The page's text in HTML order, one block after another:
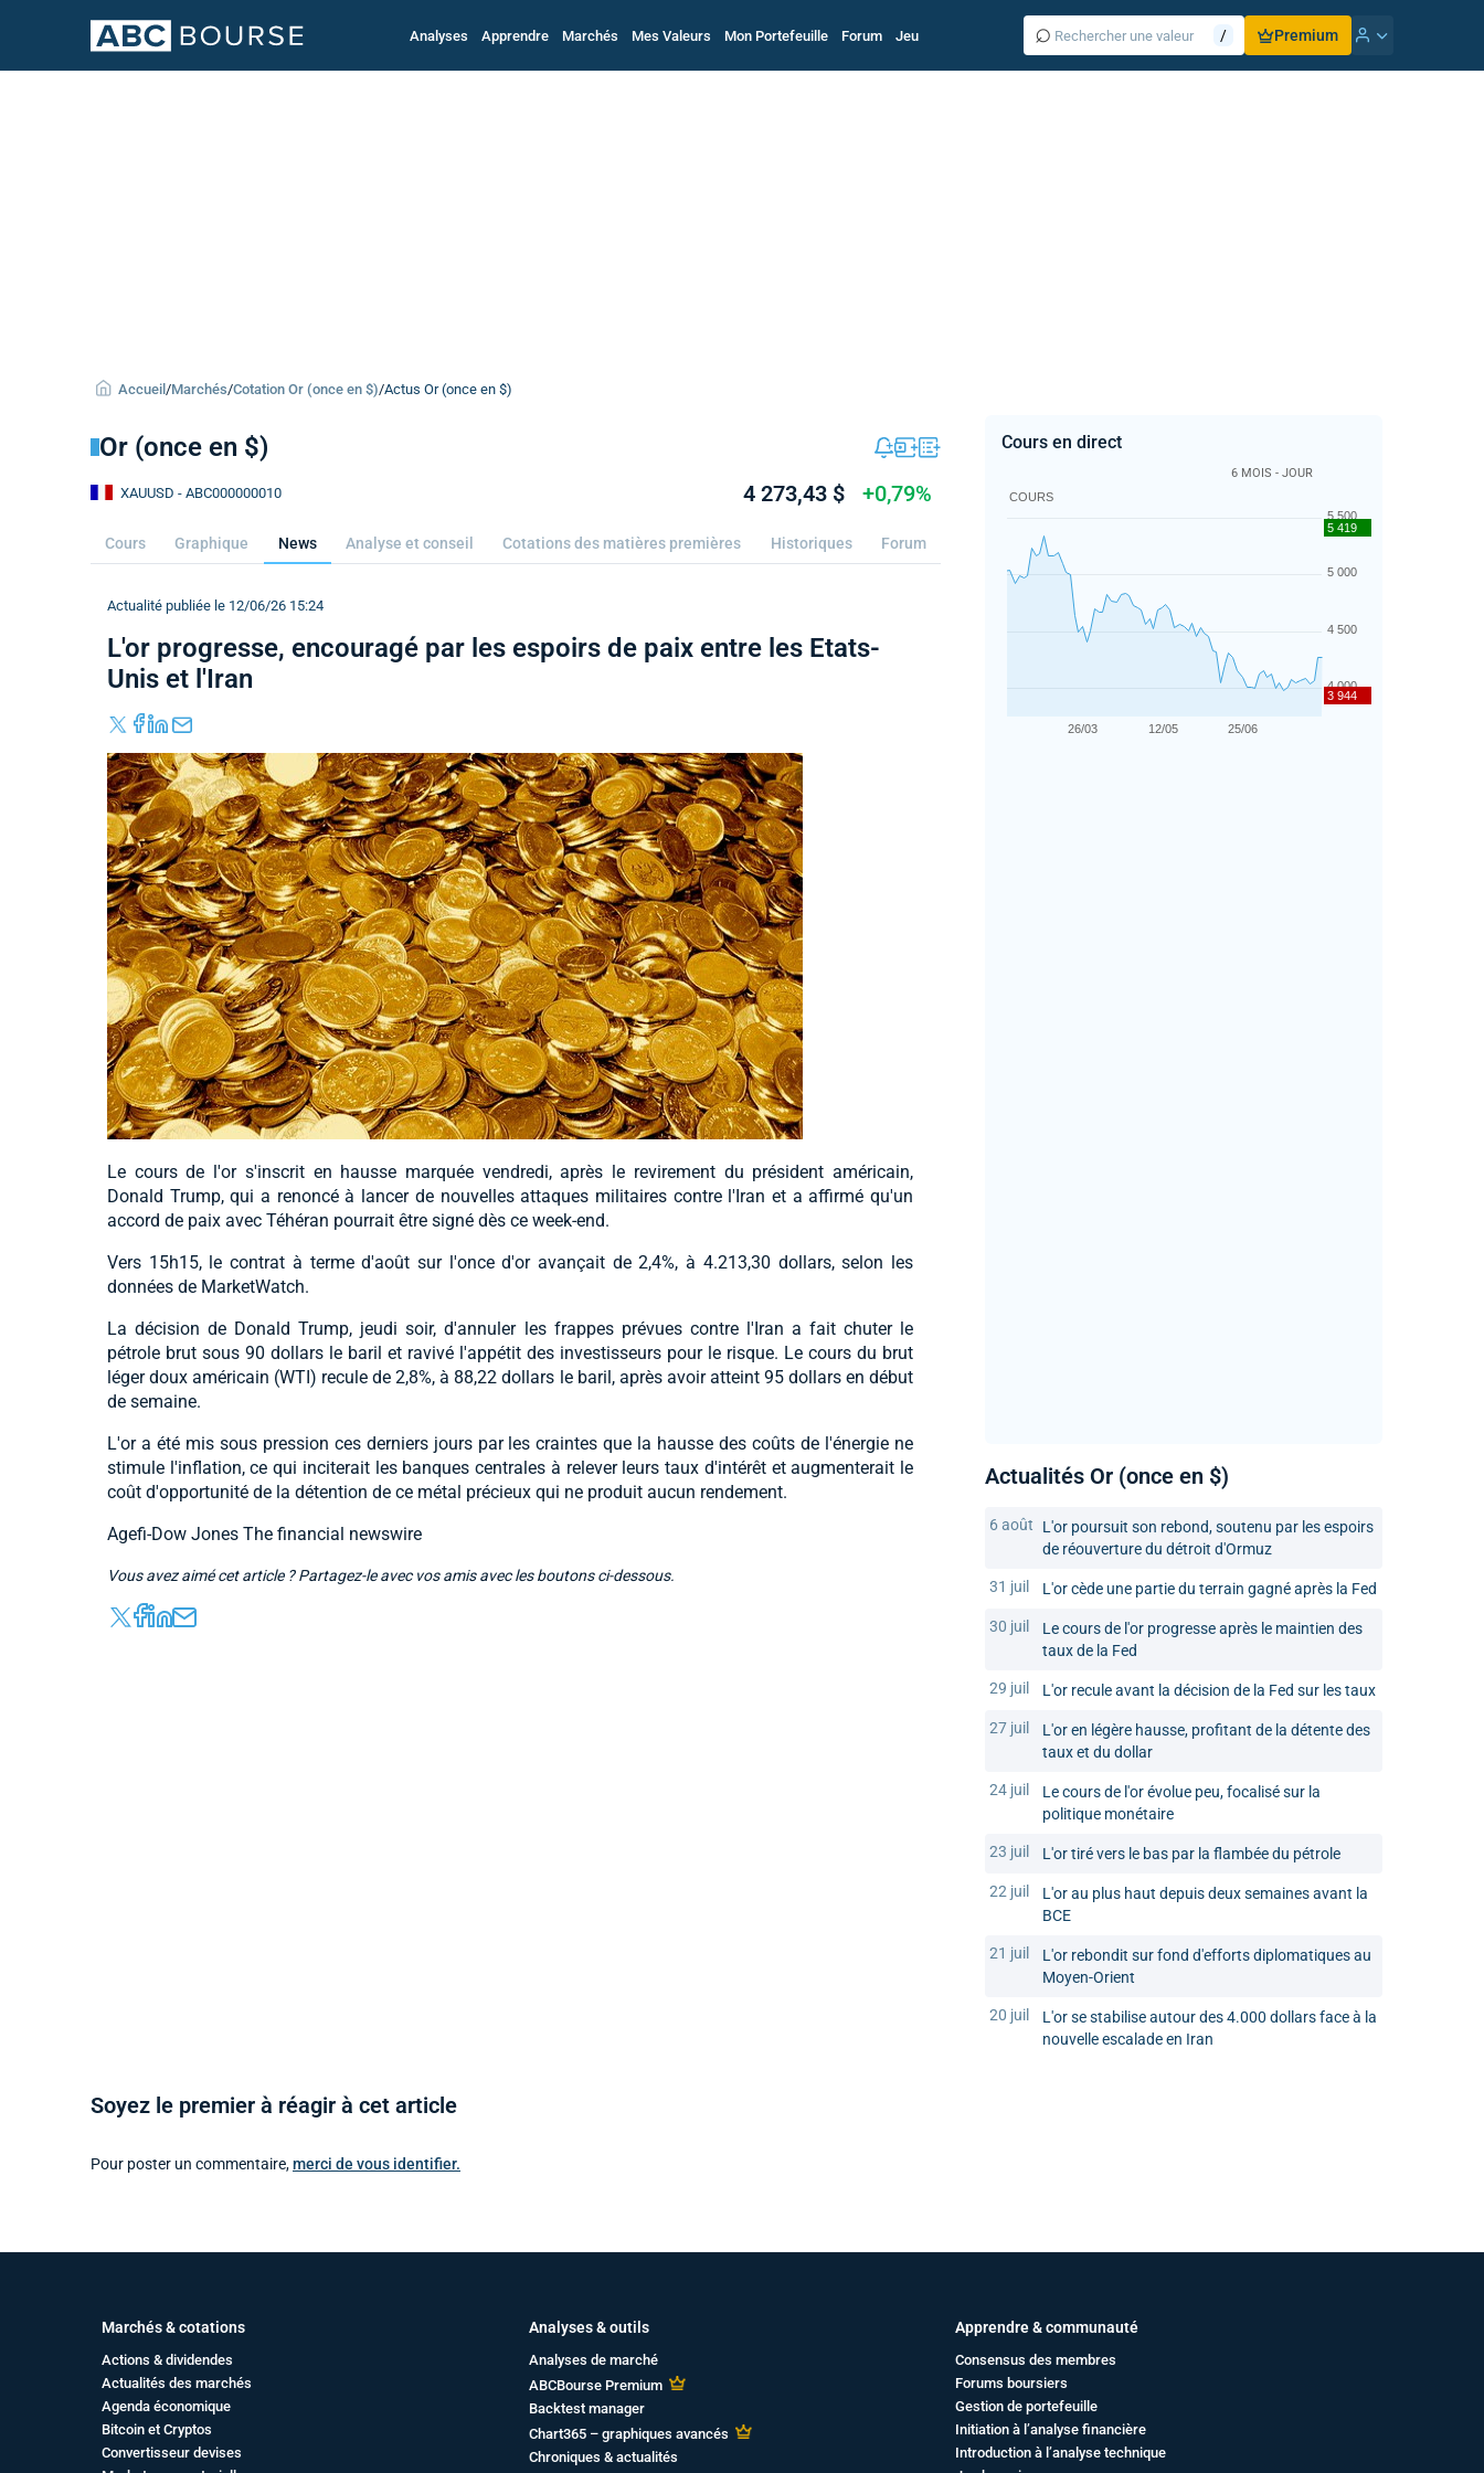
Analyses Apprendre Marchés Mes Valeurs Mon Portefeuille Forum Jeu ⌕ / Premium
Accueil /Marchés/Cotation Or (once en $)/Actus Or (once en $)
Or (once en $)
XAUUSD - ABC000000010 4 273,43 $ +0,79%
Cours Graphique News Analyse et conseil Cotations des matières premières Historiques Forum
Actualité publiée le 12/06/26 15:24
L'or progresse, encouragé par les espoirs de paix entre les Etats-
Unis et l'Iran
Le cours de l'or s'inscrit en hausse marquée vendredi, après le revirement du président américain,
Donald Trump, qui a renoncé à lancer de nouvelles attaques militaires contre l'Iran et a affirmé qu'un
accord de paix avec Téhéran pourrait être signé dès ce week-end.
Vers 15h15, le contrat à terme d'août sur l'once d'or avançait de 2,4%, à 4.213,30 dollars, selon les
données de MarketWatch.
La décision de Donald Trump, jeudi soir, d'annuler les frappes prévues contre l'Iran a fait chuter le
pétrole brut sous 90 dollars le baril et ravivé l'appétit des investisseurs pour le risque. Le cours du brut
léger doux américain (WTI) recule de 2,8%, à 88,22 dollars le baril, après avoir atteint 95 dollars en début
de semaine.
L'or a été mis sous pression ces derniers jours par les craintes que la hausse des coûts de l'énergie ne
stimule l'inflation, ce qui inciterait les banques centrales à relever leurs taux d'intérêt et augmenterait le
coût d'opportunité de la détention de ce métal précieux qui ne produit aucun rendement.
Agefi-Dow Jones The financial newswire
Vous avez aimé cet article ? Partagez-le avec vos amis avec les boutons ci-dessous.
Cours en direct
6 MOIS - JOUR
COURS
Actualités Or (once en $)
6 août
L'or poursuit son rebond, soutenu par les espoirs
de réouverture du détroit d'Ormuz
31 juil L'or cède une partie du terrain gagné après la Fed
30 juil
Le cours de l'or progresse après le maintien des
taux de la Fed
29 juil L'or recule avant la décision de la Fed sur les taux
27 juil
L'or en légère hausse, profitant de la détente des
taux et du dollar
24 juil
Le cours de l'or évolue peu, focalisé sur la
politique monétaire
23 juil L'or tiré vers le bas par la flambée du pétrole
22 juil
L'or au plus haut depuis deux semaines avant la
BCE
21 juil
L'or rebondit sur fond d'efforts diplomatiques au
Moyen-Orient
20 juil
L'or se stabilise autour des 4.000 dollars face à la
nouvelle escalade en Iran
Soyez le premier à réagir à cet article
Pour poster un commentaire,merci de vous identifier.
Marchés & cotations
Actions & dividendes
Actualités des marchés
Agenda économique
Bitcoin et Cryptos
Convertisseur devises
Analyses & outils
Analyses de marché
ABCBourse Premium
Backtest manager
Chart365 – graphiques avancés
Chroniques & actualités
Apprendre & communauté
Consensus des membres
Forums boursiers
Gestion de portefeuille
Initiation à l’analyse financière
Introduction à l’analyse technique